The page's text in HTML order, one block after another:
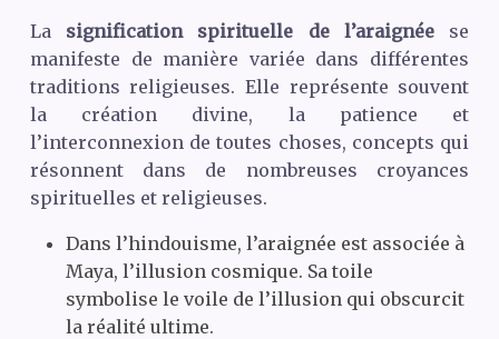
La signification spirituelle de l’araignéese
manifeste de manière variée dans différentes
traditions religieuses. Elle représente souvent
la création divine, la patience et
l’interconnexion de toutes choses, concepts qui
résonnent dans de nombreuses croyances
spirituelles et religieuses.
Dans l’hindouisme, l’araignée est associée à
Maya, l’illusion cosmique. Sa toile
symbolise le voile de l’illusion qui obscurcit
la réalité ultime.